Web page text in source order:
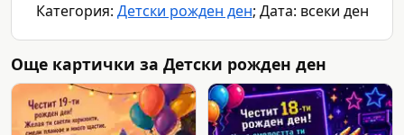
Категория: Детски рожден ден; Дата: всеки ден
Още картички за Детски рожден ден